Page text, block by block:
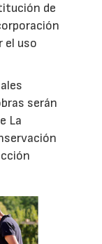
de
el uso
serán
La